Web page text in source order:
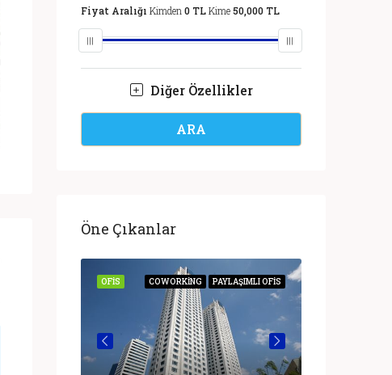
Fiyat Aralığı Kimden 0 TLKime50,000 TL
Diğer Özellikler
ARA
Öne Çıkanlar
COWORKING PAYLAŞIMLI OFIS
OFIS